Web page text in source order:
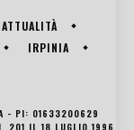
ATTUALITÀ
IRPINIA
- PI: 01633200629
201 IL 18 LUGLIO 1996